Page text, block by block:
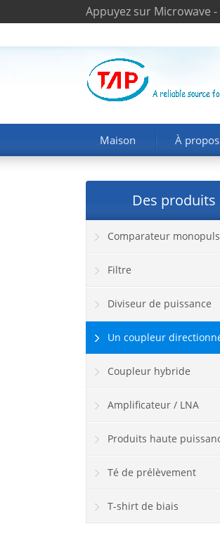
Appuyez sur Microwave
Maison À
Des produits
Comparateur
Filtre
Diviseur de puissance
Un coupleur
Coupleur hybride
Amplificateur / LNA
Produits haute
Té de prélèvement
T-shirt de biais